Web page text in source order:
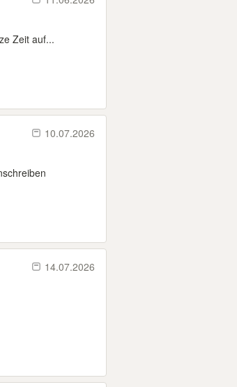
Zeit auf...
10.07.2026
14.07.2026